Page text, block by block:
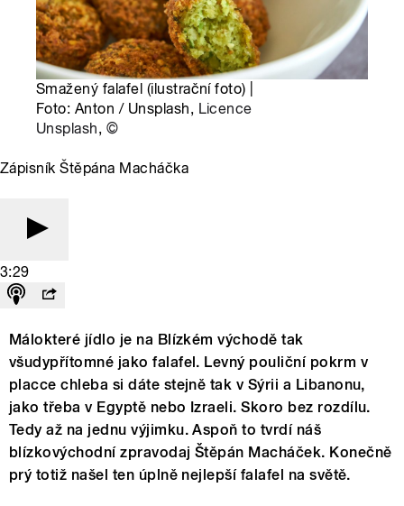
Smažený falafel (ilustrační foto) |
Foto: Anton / Unsplash, Licence
Unsplash, ©
Zápisník Štěpána Macháčka
3:29
Málokteré jídlo je na Blízkém východě tak
všudypřítomné jako falafel. Levný pouliční pokrm v
placce chleba si dáte stejně tak v Sýrii a Libanonu,
jako třeba v Egyptě nebo Izraeli. Skoro bez rozdílu.
Tedy až na jednu výjimku. Aspoň to tvrdí náš
blízkovýchodní zpravodaj Štěpán Macháček. Konečně
prý totiž našel ten úplně nejlepší falafel na světě.